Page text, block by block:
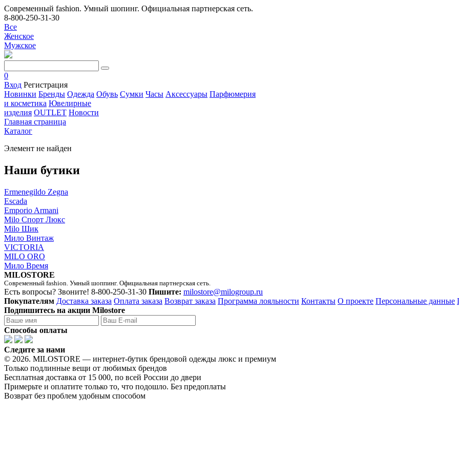
Современный fashion. Умный шопинг. Официальная партнерская сеть.
8-800-250-31-30
Все
Женское
Мужское
0
Вход Регистрация
Новинки Бренды Одежда Обувь Сумки Часы Аксессуары Парфюмерия
и косметика Ювелирные
изделия OUTLET Новости
Главная страница
Каталог
Элемент не найден
Наши бутики
Ermenegildo Zegna
Escada
Emporio Armani
Milo Спорт Люкс
Milo Шик
Мило Винтаж
VICTORIA
MILO ORO
Мило Время
MILOSTORE
Современный fashion. Умный шоппинг. Официальная партнерская сеть.
Есть вопросы? Звоните! 8-800-250-31-30 Пишите: milostore@milogroup.ru
Покупателям Доставка заказа Оплата заказа Возврат заказа Программа лояльности Контакты О проекте Персональные данные
Подпишитесь на акции Milostore
Способы оплаты
Следите за нами
© 2026. MILOSTORE — интернет-бутик брендовой одежды люкс и премиум
Только подлинные вещи от любимых брендов
Бесплатная доставка от 15 000, по всей России до двери
Примерьте и оплатите только то, что подошло. Без предоплаты
Возврат без проблем удобным способом